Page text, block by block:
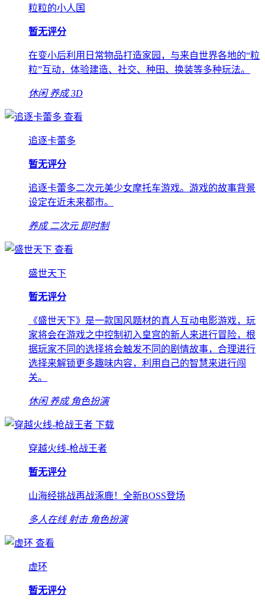
粒粒的小人国
暂无评分
在变小后利用日常物品打造家园，与来自世界各地的“粒
粒”互动，体验建造、社交、种田、换装等多种玩法。
休闲 养成 3D
查看
追逐卡蕾多
暂无评分
追逐卡蕾多二次元美少女摩托车游戏。游戏的故事背景
设定在近未来都市。
养成 二次元 即时制
查看
盛世天下
暂无评分
《盛世天下》是一款国风题材的真人互动电影游戏，玩
家将会在游戏之中控制初入皇宫的新人来进行冒险，根
据玩家不同的选择将会触发不同的剧情故事，合理进行
选择来解锁更多趣味内容，利用自己的智慧来进行闯
关。
休闲 养成 角色扮演
下载
穿越火线-枪战王者
暂无评分
山海经挑战再战涿鹿！全新BOSS登场
多人在线 射击 角色扮演
查看
虚环
暂无评分